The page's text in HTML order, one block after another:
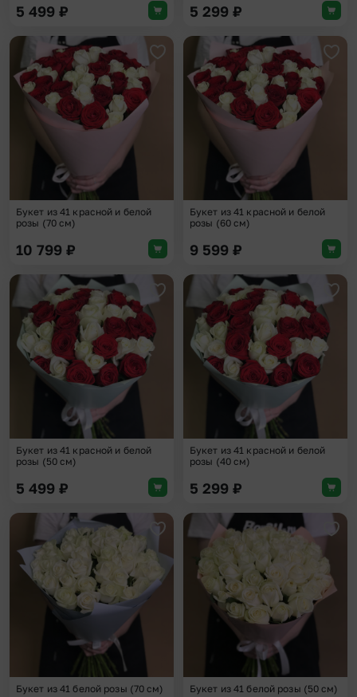
5 499 ₽ 5 299 ₽
Добавить в избранное
Букет из 41 красной и белой
розы (70 см)
10 799 ₽
Букет из 41 красной и белой
розы (60 см)
9 599 ₽
Добавить в избранное
Букет из 41 красной и белой
розы (50 см)
5 499 ₽
Букет из 41 красной и белой
розы (40 см)
5 299 ₽
Добавить в избранное
Букет из 41 белой розы (70 см) Букет из 41 белой розы (50 см)